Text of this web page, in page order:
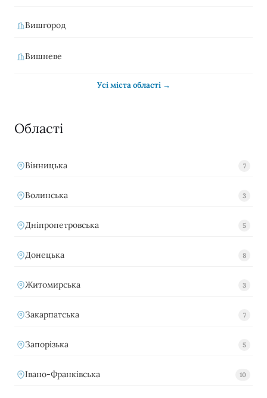
Вишгород
Вишневе
Усі міста області →
Області
Вінницька 7
Волинська 3
Дніпропетровська 5
Донецька 8
Житомирська 3
Закарпатська 7
Запорізька 5
Івано-Франківська 10